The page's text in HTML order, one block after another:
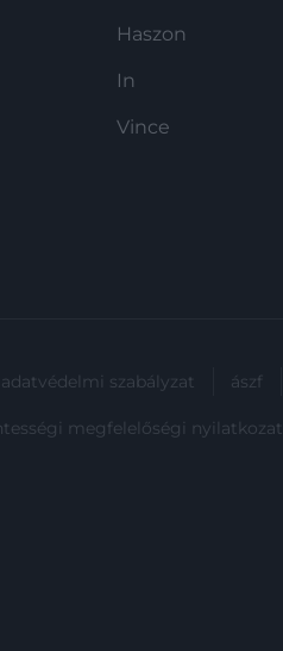
Haszon
In
Vince
adatvédelmi szabályzat ászf
megfelelőségi nyilatkozat